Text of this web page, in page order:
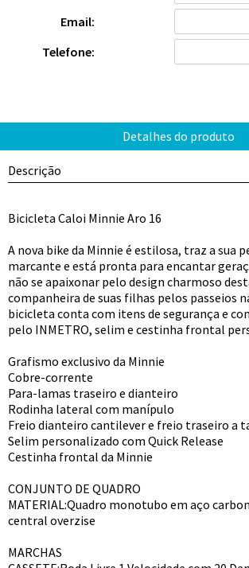
Email:
Telefone:
Descrição
Bicicleta Caloi Minnie Aro 16
A nova bike da Minnie é estilosa, traz a sua
marcante e está pronta para encantar
não se apaixonar pelo design charmoso
companheira de suas filhas pelos passeios
bicicleta conta com itens de segurança e
pelo INMETRO, selim e cestinha frontal
Grafismo exclusivo da Minnie
Cobre-corrente
Para-lamas traseiro e dianteiro
Rodinha lateral com manípulo
Freio dianteiro cantilever e freio traseiro a
Selim personalizado com Quick Release
Cestinha frontal da Minnie
CONJUNTO DE QUADRO
MATERIAL:Quadro monotubo em aço
central overzise
MARCHAS